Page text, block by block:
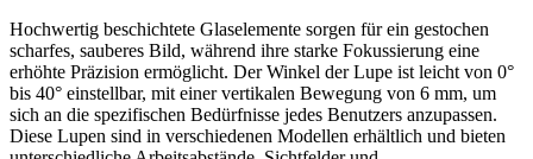
Hochwertig beschichtete Glaselemente sorgen für ein gestochen
scharfes, sauberes Bild, während ihre starke Fokussierung eine
erhöhte Präzision ermöglicht. Der Winkel der Lupe ist leicht von 0°
bis 40° einstellbar, mit einer vertikalen Bewegung von 6 mm, um
sich an die spezifischen Bedürfnisse jedes Benutzers anzupassen.
Diese Lupen sind in verschiedenen Modellen erhältlich und bieten